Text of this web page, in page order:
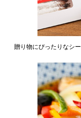
贈り物にぴったりなシ